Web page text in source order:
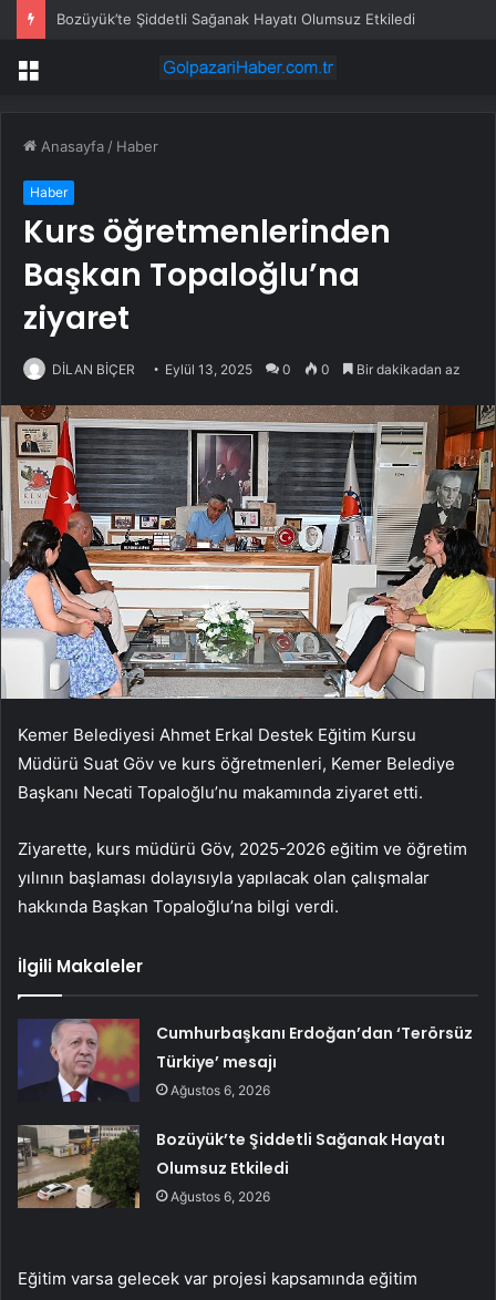
Bozüyük’te Şiddetli Sağanak Hayatı Olumsuz Etkiledi
Menü
Anasayfa / Haber
Haber
Kurs öğretmenlerinden
Başkan Topaloğlu’na
ziyaret
DİLAN BİÇER Eylül 13, 2025 0 0 Bir dakikadan az
Kemer Belediyesi Ahmet Erkal Destek Eğitim Kursu
Müdürü Suat Göv ve kurs öğretmenleri, Kemer Belediye
Başkanı Necati Topaloğlu’nu makamında ziyaret etti.
Ziyarette, kurs müdürü Göv, 2025-2026 eğitim ve öğretim
yılının başlaması dolayısıyla yapılacak olan çalışmalar
hakkında Başkan Topaloğlu’na bilgi verdi.
İlgili Makaleler
Cumhurbaşkanı Erdoğan’dan ‘Terörsüz
Türkiye’ mesajı
Ağustos 6, 2026
Bozüyük’te Şiddetli Sağanak Hayatı
Olumsuz Etkiledi
Ağustos 6, 2026
Eğitim varsa gelecek var projesi kapsamında eğitim